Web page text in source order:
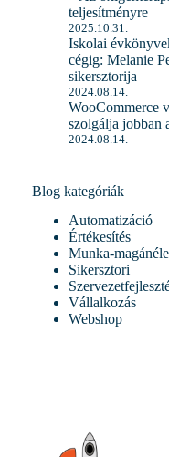
teljesítményre
2025.10.31.
Iskolai
cégig: Melanie
sikersztorija
2024.08.14.
WooCommerce
szolgálja jobban
2024.08.14.
Blog kategóriák
Automatizáció
Értékesítés
Munka-
Sikersztori
Vállalkozás
Webshop